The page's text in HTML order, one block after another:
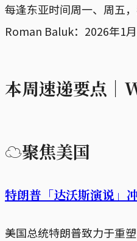
每逢东亚时间周一、周五
Roman Baluk：2026年1
本周速递要点
☁聚焦美国
特朗普「达沃斯演说」
美国总统特朗普致力于重